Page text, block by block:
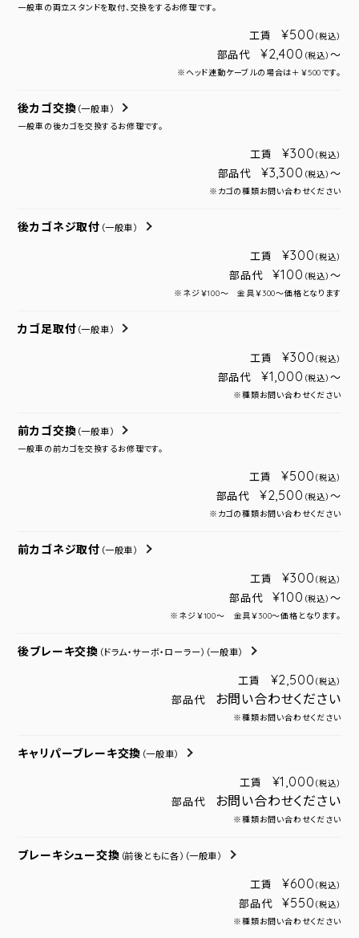
一般車の両立スタンドを取付、交換をするお修理です。
工賃 ¥500 （税込）
部品代 ¥2,400 （税込） ～
※ヘッド連動ケーブルの場合は＋￥500です。
後カゴ交換 （一般車）
一般車の後カゴを交換するお修理です。
工賃 ¥300 （税込）
部品代 ¥3,300 （税込） ～
※カゴの種類お問い合わせください
後カゴネジ取付 （一般車）
工賃 ¥300 （税込）
部品代 ¥100 （税込） ～
※ネジ￥100～ 金具￥300～価格となります
カゴ足取付 （一般車）
工賃 ¥300 （税込）
部品代 ¥1,000 （税込） ～
※種類お問い合わせください
前カゴ交換 （一般車）
一般車の前カゴを交換するお修理です。
工賃 ¥500 （税込）
部品代 ¥2,500 （税込） ～
※カゴの種類お問い合わせください
前カゴネジ取付 （一般車）
工賃 ¥300 （税込）
部品代 ¥100 （税込） ～
※ネジ￥100～ 金具￥300～価格となります。
後ブレーキ交換 （ドラム・サーボ・ローラー） （一般車）
工賃 ¥2,500 （税込）
部品代 お問い合わせください
※種類お問い合わせください
キャリパーブレーキ交換 （一般車）
工賃 ¥1,000 （税込）
部品代 お問い合わせください
※種類お問い合わせください
ブレーキシュー交換 （前後ともに各） （一般車）
工賃 ¥600 （税込）
部品代 ¥550 （税込）
※種類お問い合わせください